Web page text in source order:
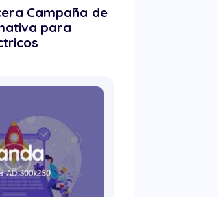
Campaña de
para